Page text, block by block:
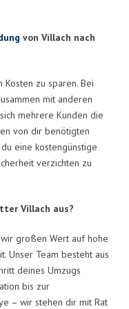
von Villach nach
zu sparen. Bei
mit anderen
mehrere Kunden die
von dir benötigten
eine kostengünstige
verzichten zu
Villach aus?
großen Wert auf hohe
Unser Team besteht aus
deines Umzugs
bis zur
– wir stehen dir mit Rat